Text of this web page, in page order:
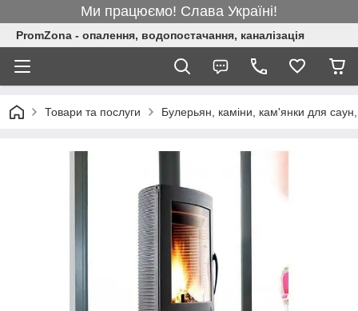
Ми працюємо! Слава Україні!
PromZona - опалення, водопостачання, каналізація
Товари та послуги Булерьян, каміни, кам'янки для саун,